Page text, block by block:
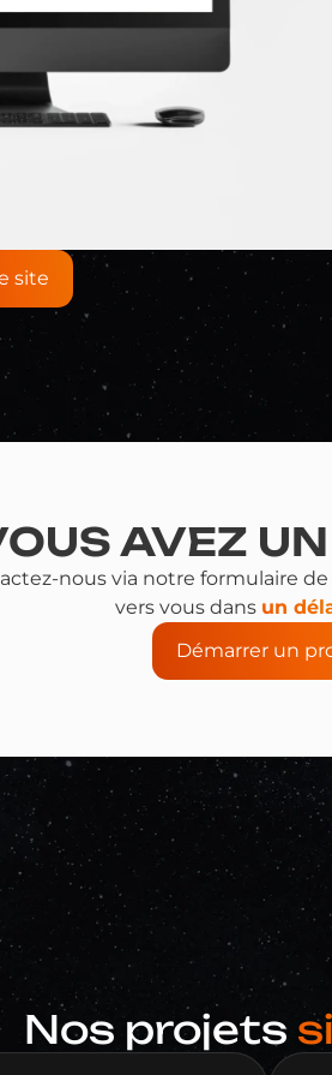
site
AVEZ UN
nous via notre formulaire
vers vous dans un
Démarrer un
Nos projets